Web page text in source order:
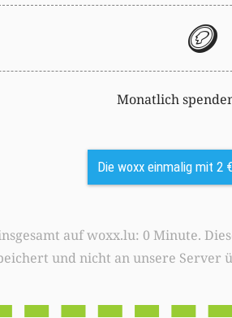
🪙
Monatlich
Die woxx einmalig mit 2
0 Minute. Diese Daten werden nur in Ihrem Browser
und nicht an unsere Server